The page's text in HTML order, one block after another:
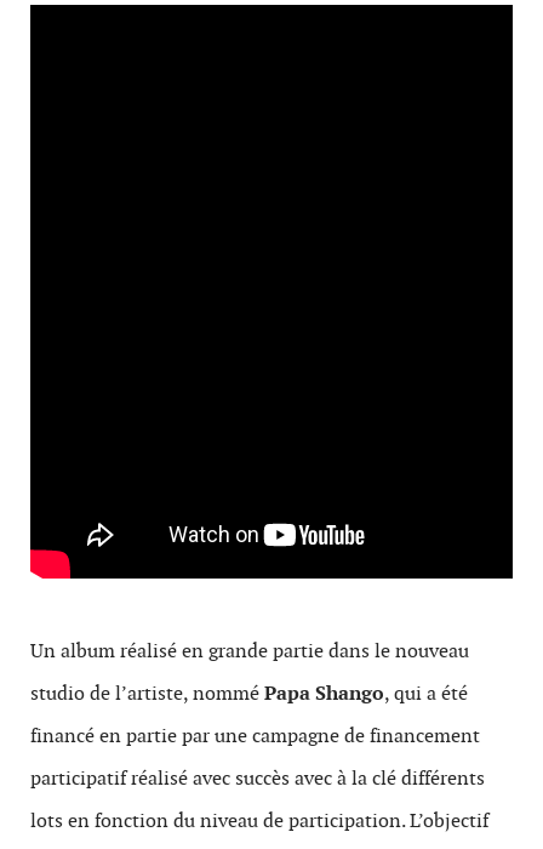
Un album réalisé en grande partie dans le nouveau
studio de l’artiste, nomméPapa Shango, qui a été
financé en partie par une campagne de financement
participatif réalisé avec succès avec à la clé différents
lots en fonction du niveau de participation. L’objectif